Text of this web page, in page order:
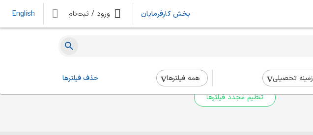
بخش کارفرمایان ورود / ثبت‌نام English
زمینه تحصیلی همه فیلتر‌ها حذف فیلترها برای جستجوی جامع‌تر از فیلترهای بالا استفاده کنید.
تنظیم مجدد فیلترها